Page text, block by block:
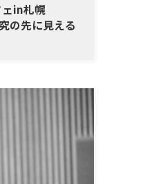
in札幌
の先に見える